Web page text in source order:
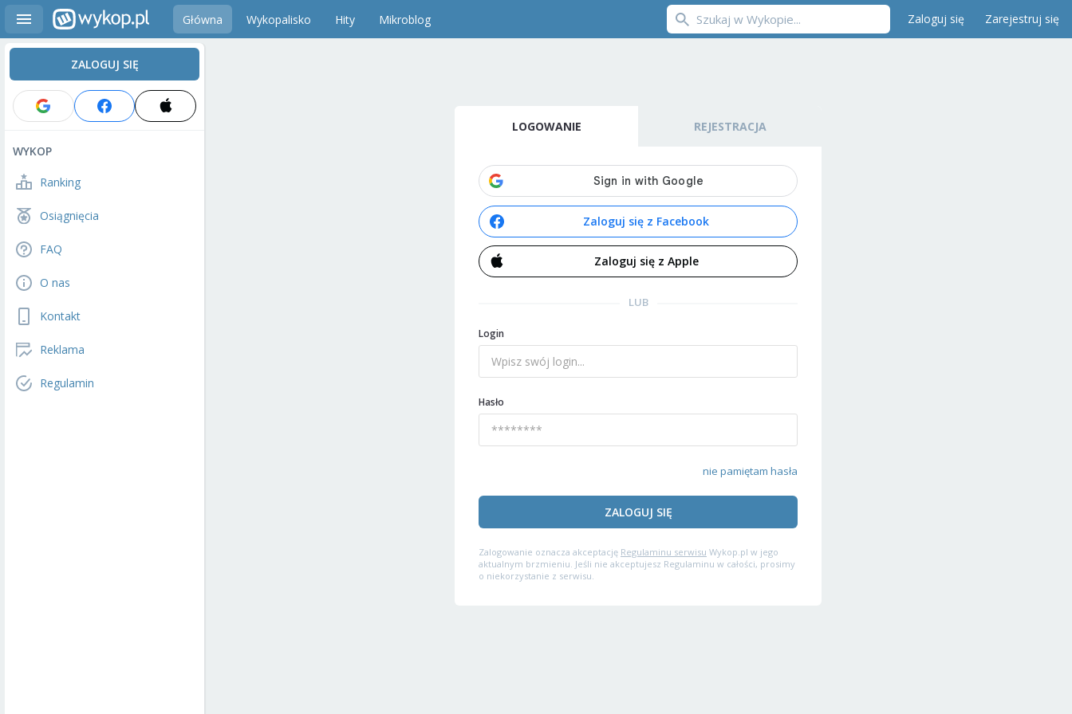
Główna Wykopalisko Hity Mikroblog Zaloguj się Zarejestruj się
ZALOGUJ SIĘ
WYKOP
Ranking
Osiągnięcia
FAQ
O nas
Kontakt
Reklama
Regulamin
LOGOWANIE REJESTRACJA
Zaloguj się z Facebook
Zaloguj się z Apple
LUB
Login
Hasło
nie pamiętam hasła
ZALOGUJ SIĘ
Zalogowanie oznacza akceptację Regulaminu serwisu Wykop.pl w jego
aktualnym brzmieniu. Jeśli nie akceptujesz Regulaminu w całości, prosimy
o niekorzystanie z serwisu.